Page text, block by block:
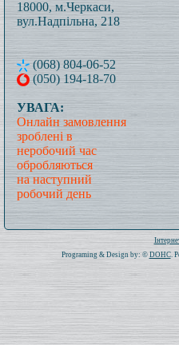
18000, м.Черкаси,
вул.Надпільна, 218
(068) 804-06-52
(050) 194-18-70
УВАГА:
Онлайн замовлення
зроблені в
неробочий час
обробляються
на наступний
робочий день
Programing & Design by: © DOHC.